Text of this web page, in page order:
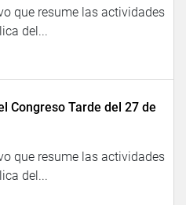
que resume las actividades
del...
Congreso Tarde del 27 de
que resume las actividades
del...